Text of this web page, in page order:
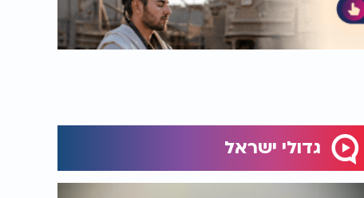
גדולי ישראל